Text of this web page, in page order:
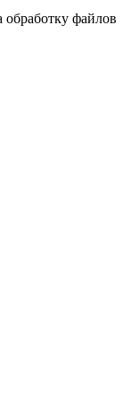
обработку файлов